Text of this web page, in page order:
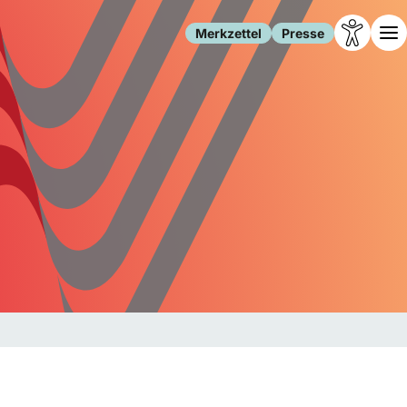
Merkzettel Presse
Leben
Familie
Freizeit
Gesundheit
Internet
Gesellschaft
Forschung
Migration
Polizei